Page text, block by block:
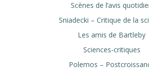
Scènes de l’avis
Sniadecki – Critique de la
Les amis de Bartleby
Sciences-critiques
Polemos –